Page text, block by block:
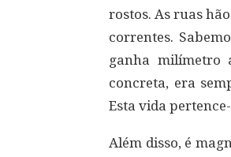
rostos. As ruas
correntes.
ganha milímetro
concreta, era
Esta vida
Além disso, é